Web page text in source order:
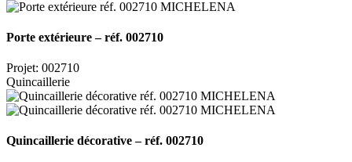
Porte extérieure – réf. 002710
Projet: 002710
Quincaillerie
Quincaillerie décorative – réf. 002710